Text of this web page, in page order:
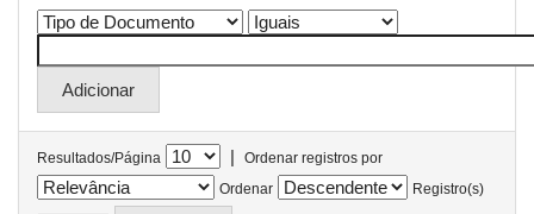
Resultados/Página |
Ordenar registros por
Ordenar
Registro(s)